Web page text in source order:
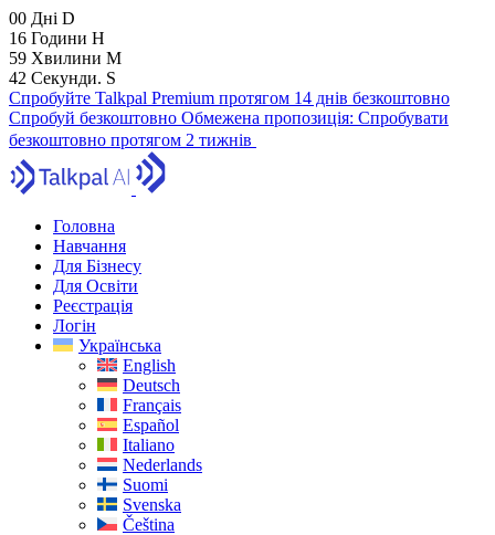
00 Дні D
16 Години H
59 Хвилини M
41 Секунди. S
Спробуйте Talkpal Premium протягом 14 днів безкоштовно
Спробуй безкоштовно Обмежена пропозиція: Спробувати
безкоштовно протягом 2 тижнів
Головна
Навчання
Для Бізнесу
Для Освіти
Реєстрація
Логін
Українська
English
Deutsch
Français
Español
Italiano
Nederlands
Suomi
Svenska
Čeština